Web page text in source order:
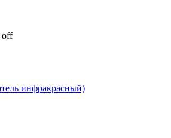
off
инфракрасный)